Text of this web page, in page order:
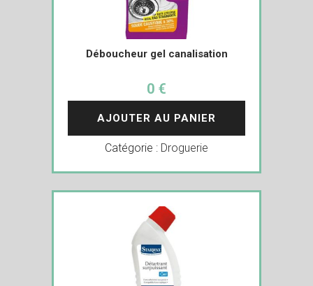
Déboucheur gel canalisation
0 €
AJOUTER AU PANIER
Catégorie : Droguerie